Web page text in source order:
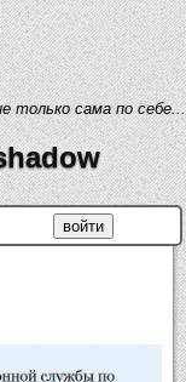
только сама по себе...